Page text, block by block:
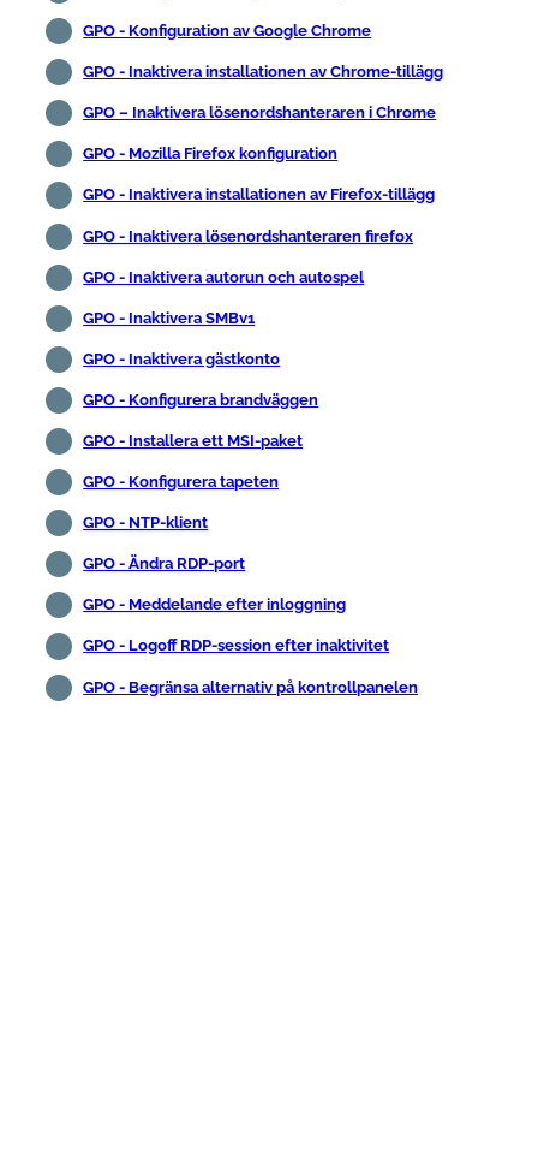
GPO - Konfiguration av Google Chrome
GPO - Inaktivera installationen av Chrome-tillägg
GPO – Inaktivera lösenordshanteraren i Chrome
GPO - Mozilla Firefox konfiguration
GPO - Inaktivera installationen av Firefox-tillägg
GPO - Inaktivera lösenordshanteraren firefox
GPO - Inaktivera autorun och autospel
GPO - Inaktivera SMBv1
GPO - Inaktivera gästkonto
GPO - Konfigurera brandväggen
GPO - Installera ett MSI-paket
GPO - Konfigurera tapeten
GPO - NTP-klient
GPO - Ändra RDP-port
GPO - Meddelande efter inloggning
GPO - Logoff RDP-session efter inaktivitet
GPO - Begränsa alternativ på kontrollpanelen